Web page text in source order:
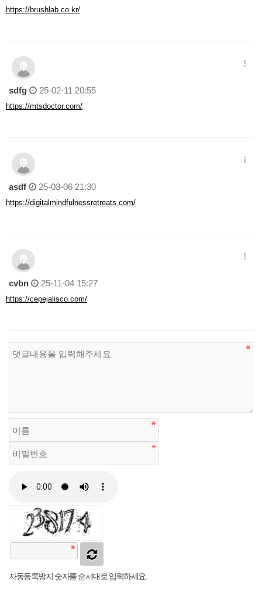
https://brushlab.co.kr/
sdfg 25-02-11 20:55
https://mtsdoctor.com/
asdf 25-03-06 21:30
https://digitalmindfulnessretreats.com/
cvbn 25-11-04 15:27
https://cepejalisco.com/
자동등록방지 숫자를 순서대로 입력하세요.